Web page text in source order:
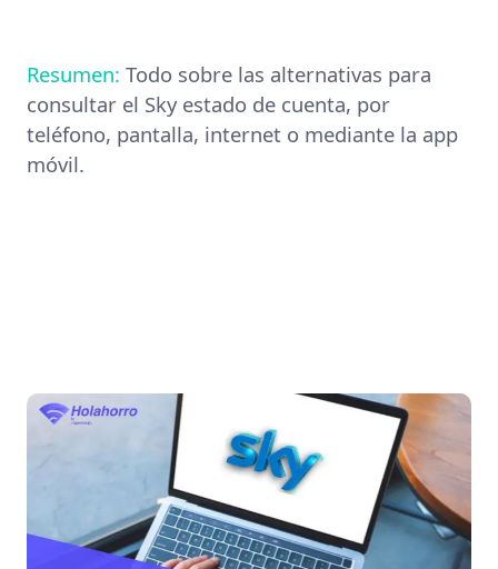
Resumen: Todo sobre las alternativas para
consultar el Sky estado de cuenta, por
teléfono, pantalla, internet o mediante la app
móvil.